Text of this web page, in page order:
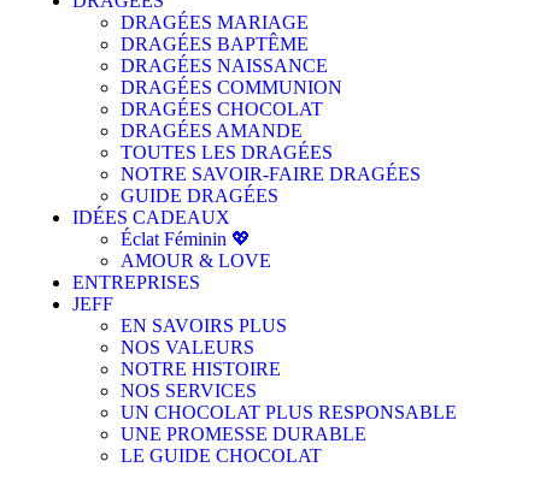
DRAGÉES MARIAGE
DRAGÉES BAPTÊME
DRAGÉES NAISSANCE
DRAGÉES COMMUNION
DRAGÉES CHOCOLAT
DRAGÉES AMANDE
TOUTES LES DRAGÉES
NOTRE SAVOIR-FAIRE DRAGÉES
GUIDE DRAGÉES
IDÉES CADEAUX
Éclat Féminin 💖
AMOUR & LOVE
ENTREPRISES
JEFF
EN SAVOIRS PLUS
NOS VALEURS
NOTRE HISTOIRE
NOS SERVICES
UN CHOCOLAT PLUS RESPONSABLE
UNE PROMESSE DURABLE
LE GUIDE CHOCOLAT